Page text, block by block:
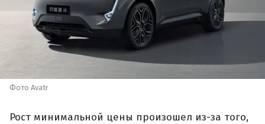
Фото Avatr
Рост минимальной цены произошел из-за того,